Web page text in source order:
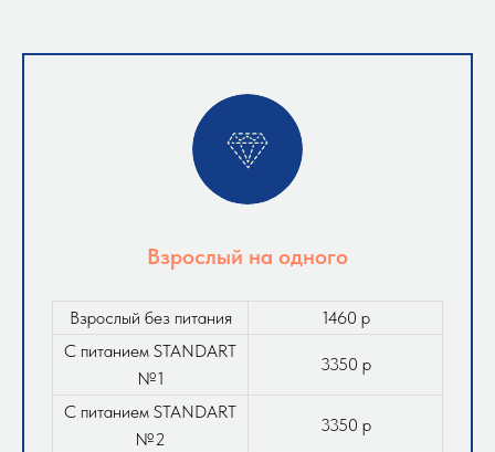
Взрослый на одного
Взрослый без питания
1460 р
С питанием STANDART
№1
3350 р
С питанием STANDART
№2
3350 р